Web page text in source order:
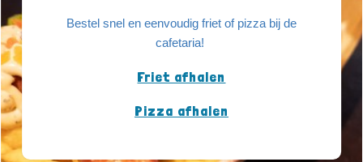
Bestel snel en eenvoudig friet of pizza bij de
cafetaria!
Friet afhalen
Pizza afhalen